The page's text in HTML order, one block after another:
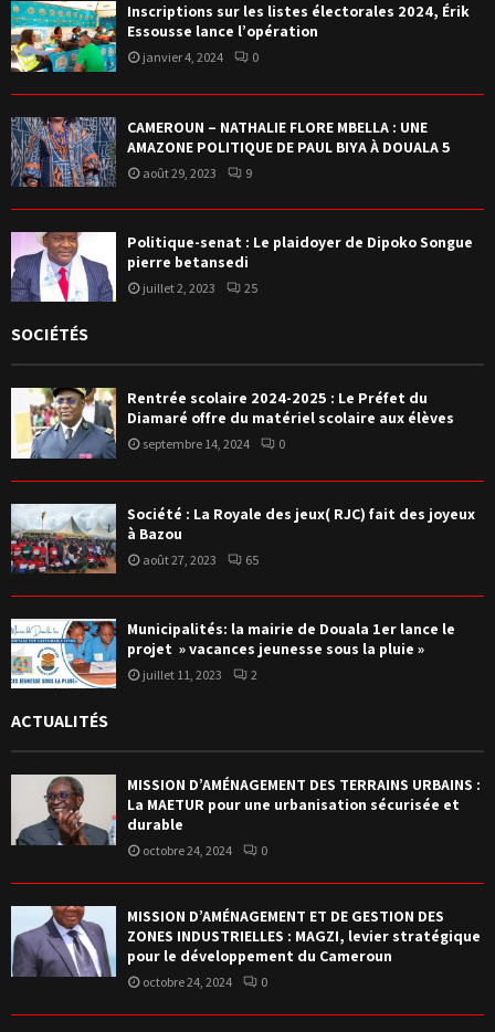
Inscriptions sur les listes électorales 2024, Érik
Essousse lance l’opération
janvier 4, 2024 0
CAMEROUN – NATHALIE FLORE MBELLA : UNE
AMAZONE POLITIQUE DE PAUL BIYA À DOUALA 5
août 29, 2023 9
Politique-senat : Le plaidoyer de Dipoko Songue
pierre betansedi
juillet 2, 2023 25
SOCIÉTÉS
Rentrée scolaire 2024-2025 : Le Préfet du
Diamaré offre du matériel scolaire aux élèves
septembre 14, 2024 0
Société : La Royale des jeux( RJC) fait des joyeux
à Bazou
août 27, 2023 65
Municipalités: la mairie de Douala 1er lance le
projet » vacances jeunesse sous la pluie »
juillet 11, 2023 2
ACTUALITÉS
MISSION D’AMÉNAGEMENT DES TERRAINS URBAINS :
La MAETUR pour une urbanisation sécurisée et
durable
octobre 24, 2024 0
MISSION D’AMÉNAGEMENT ET DE GESTION DES
ZONES INDUSTRIELLES : MAGZI, levier stratégique
pour le développement du Cameroun
octobre 24, 2024 0